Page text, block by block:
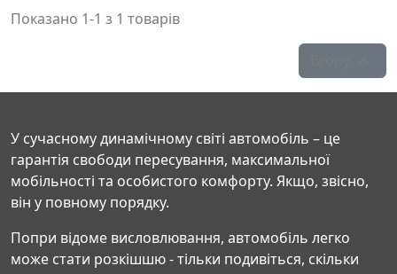
Показано 1-1 з 1 товарів
У сучасному динамічному світі автомобіль – це
гарантія свободи пересування, максимальної
мобільності та особистого комфорту. Якщо, звісно,
він у повному порядку.
Попри відоме висловлювання, автомобіль легко
може стати розкішшю - тільки подивіться, скільки